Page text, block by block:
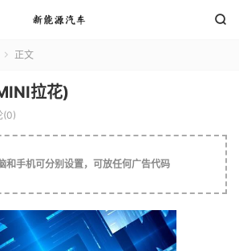

 正文
拉花)
(0)
和手机可分别设置，可放任何广告代码